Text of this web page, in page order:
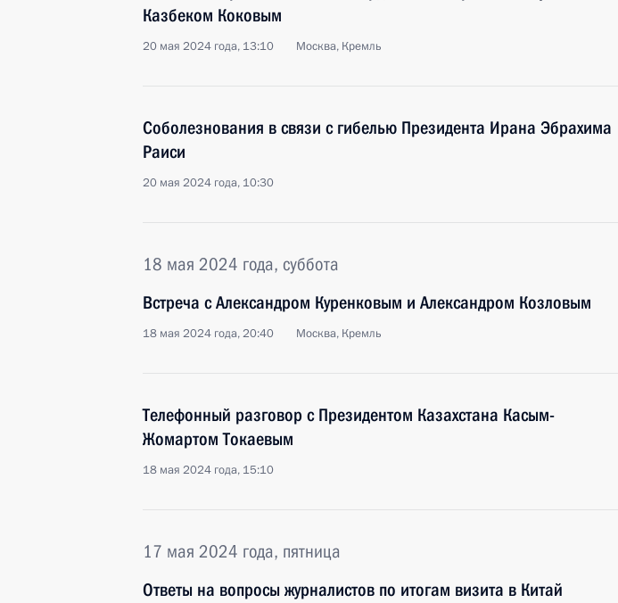
Казбеком Коковым
20 мая 2024 года, 13:10 Москва, Кремль
Соболезнования в связи с гибелью Президента Ирана Эбрахима
Раиси
20 мая 2024 года, 10:30
18 мая 2024 года, суббота
Встреча с Александром Куренковым и Александром Козловым
18 мая 2024 года, 20:40 Москва, Кремль
Телефонный разговор с Президентом Казахстана Касым-
Жомартом Токаевым
18 мая 2024 года, 15:10
17 мая 2024 года, пятница
Ответы на вопросы журналистов по итогам визита в Китай